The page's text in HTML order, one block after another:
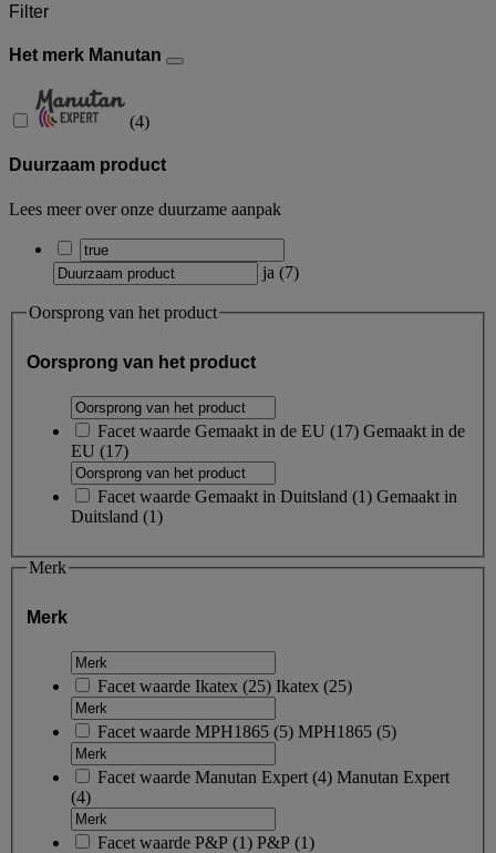
Filter
Het merk Manutan
(4)
Duurzaam product
Lees meer over onze duurzame aanpak
ja (7)
Oorsprong van het product
Oorsprong van het product
Facet waarde Gemaakt in de EU (17) Gemaakt in de
EU (17)
Facet waarde Gemaakt in Duitsland (1) Gemaakt in
Duitsland (1)
Merk
Merk
Facet waarde Ikatex (25) Ikatex (25)
Facet waarde MPH1865 (5) MPH1865 (5)
Facet waarde Manutan Expert (4) Manutan Expert
(4)
Facet waarde P&P (1) P&P (1)